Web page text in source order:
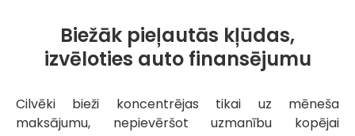
Biežāk pieļautās kļūdas,
izvēloties auto finansējumu
Cilvēki bieži koncentrējas tikai uz mēneša
maksājumu, nepievēršot uzmanību kopējai